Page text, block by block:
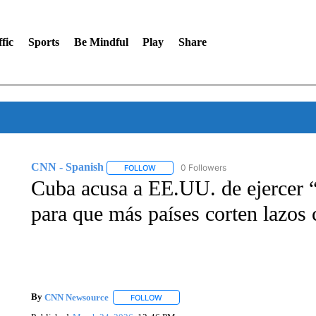
Sports Be Mindful Play Share
CNN - Spanish FOLLOWFOLLOW "CNN - SPANISH" TO RECEIVE
0 Followers
Cuba acusa a EE.UU. de ejercer
para que más países corten
By CNN Newsource FOLLOWFOLLOW "" TO RECEIVE NOTIFICATIONS